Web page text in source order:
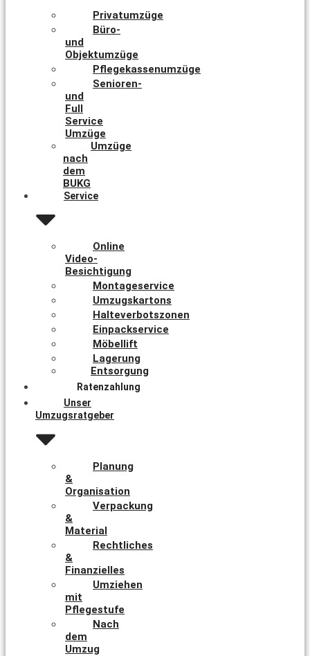
Privatumzüge
Büro-
und
Objektumzüge
Pflegekassenumzüge
Senioren-
und
Full
Service
Umzüge
Umzüge
nach
dem
BUKG
Service
Online
Video-
Besichtigung
Montageservice
Umzugskartons
Halteverbotszonen
Einpackservice
Möbellift
Lagerung
Entsorgung
Ratenzahlung
Unser
Umzugsratgeber
Planung
&
Organisation
Verpackung
&
Material
Rechtliches
&
Finanzielles
Umziehen
mit
Pflegestufe
Nach
dem
Umzug